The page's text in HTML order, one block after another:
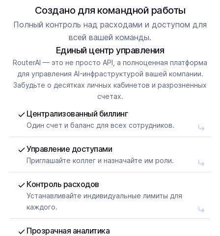
Создано для командной работы
Полный контроль над расходами и доступом для
всей вашей команды.
Единый центр управления
RouterAI — это не просто API, а полноценная платформа
для управления AI-инфраструктурой вашей компании.
Забудьте о десятках личных кабинетов и разрозненных
счетах.
Централизованный биллинг
Один счет и баланс для всех сотрудников.
Управление доступами
Приглашайте коллег и назначайте им роли.
Контроль расходов
Устанавливайте индивидуальные лимиты для
каждого.
Прозрачная аналитика